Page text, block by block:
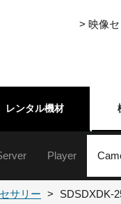
> 映像
レンタル機材
掛けスクリーン
ッチャー
ー
リー
Player
ハードディス
メディアプレ
XDCAM・
DVCAM・ベ
ブルーレイ
DVD 業
民
書
そ
カ
カ
サリー SDSDXDK-